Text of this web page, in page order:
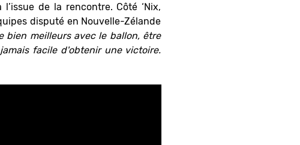
de la rencontre. Côté ‘Nix,
disputé en Nouvelle-Zélande
bien meilleurs avec le ballon, être
facile d'obtenir une victoire.